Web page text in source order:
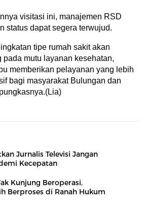
visitasi ini, manajemen RSD
status dapat segera terwujud.
tipe rumah sakit akan
pada mutu layanan kesehatan,
memberikan pelayanan yang lebih
bagi masyarakat Bulungan dan
Jurnalis Televisi Jangan
Kecepatan
Kunjung Beroperasi,
Berproses di Ranah Hukum